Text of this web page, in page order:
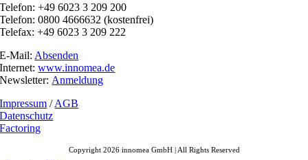
Telefon: +49 6023 3 209 200
Telefon: 0800 4666632 (kostenfrei)
Telefax: +49 6023 3 209 222
E-Mail: Absenden
Internet:www.innomea.de
Newsletter: Anmeldung
Impressum /AGB
Datenschutz
Factoring
Copyright 2026 innomea GmbH | All Rights Reserved